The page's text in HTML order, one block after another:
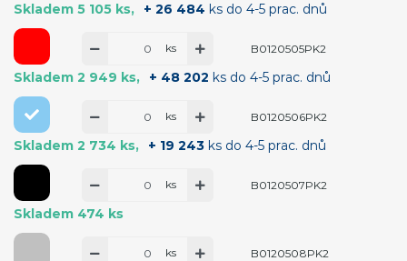
Skladem 5 105 ks + 26 484 ks do 4-5 prac. dnů
Skladem 2 949 ks + 48 202 ks do 4-5 prac. dnů
ks B0120505PK2
Skladem 2 734 ks + 19 243 ks do 4-5 prac. dnů
ks B0120506PK2
Skladem 474 ks
ks B0120507PK2
ks B0120508PK2